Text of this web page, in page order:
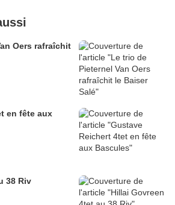
Oers rafraîchit
en fête aux
38 Riv